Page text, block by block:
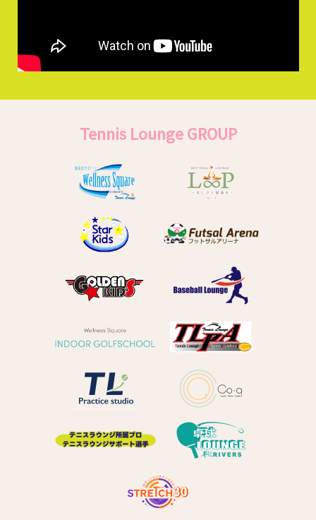
Tennis Lounge GROUP